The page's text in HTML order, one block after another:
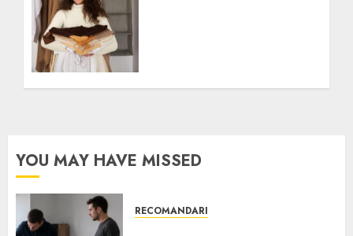
APRILIE 6, 2026 0
YOU MAY HAVE MISSED
RECOMANDARI